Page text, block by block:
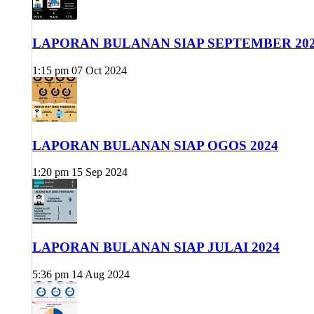
LAPORAN BULANAN SIAP SEPTEMBER
1:15 pm 07 Oct 2024
LAPORAN BULANAN SIAP OGOS 2024
1:20 pm 15 Sep 2024
LAPORAN BULANAN SIAP JULAI 2024
5:36 pm 14 Aug 2024